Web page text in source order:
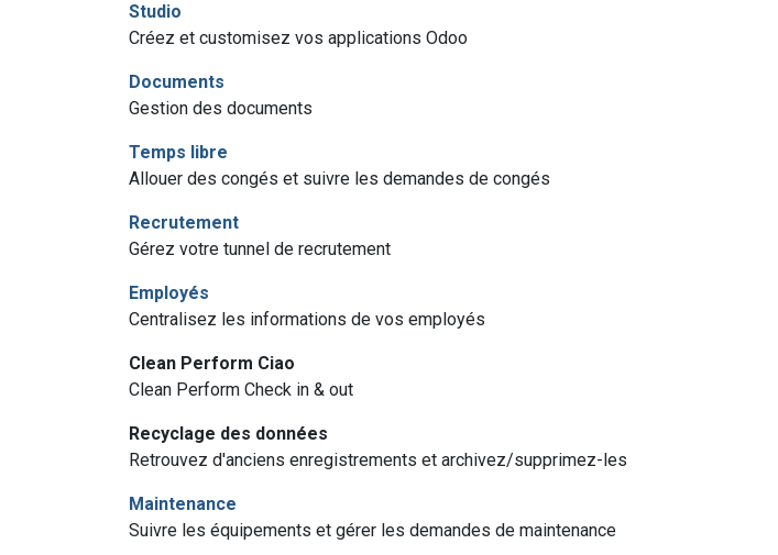
Studio
Créez et customisez vos applications Odoo
Documents
Gestion des documents
Temps libre
Allouer des congés et suivre les demandes de congés
Recrutement
Gérez votre tunnel de recrutement
Employés
Centralisez les informations de vos employés
Clean Perform Ciao
Clean Perform Check in & out
Recyclage des données
Retrouvez d'anciens enregistrements et archivez/supprimez-les
Maintenance
Suivre les équipements et gérer les demandes de maintenance